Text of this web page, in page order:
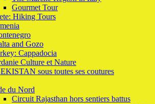
Gourmet Tour
Hiking Tours
and Gozo
Cappadocia
Culture et Nature
sous toutes ses coutures
du Nord
Circuit Rajasthan hors sentiers battus